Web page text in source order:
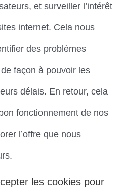
et surveiller l’intérêt
internet. Cela nous
des problèmes
façon à pouvoir les
délais. En retour, cela
fonctionnement de nos
l’offre que nous
les cookies pour